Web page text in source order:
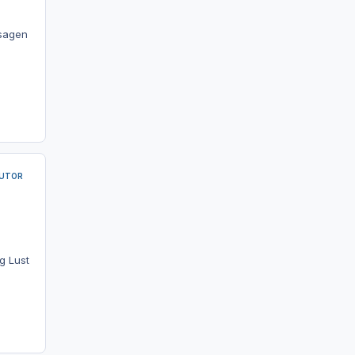
Lust